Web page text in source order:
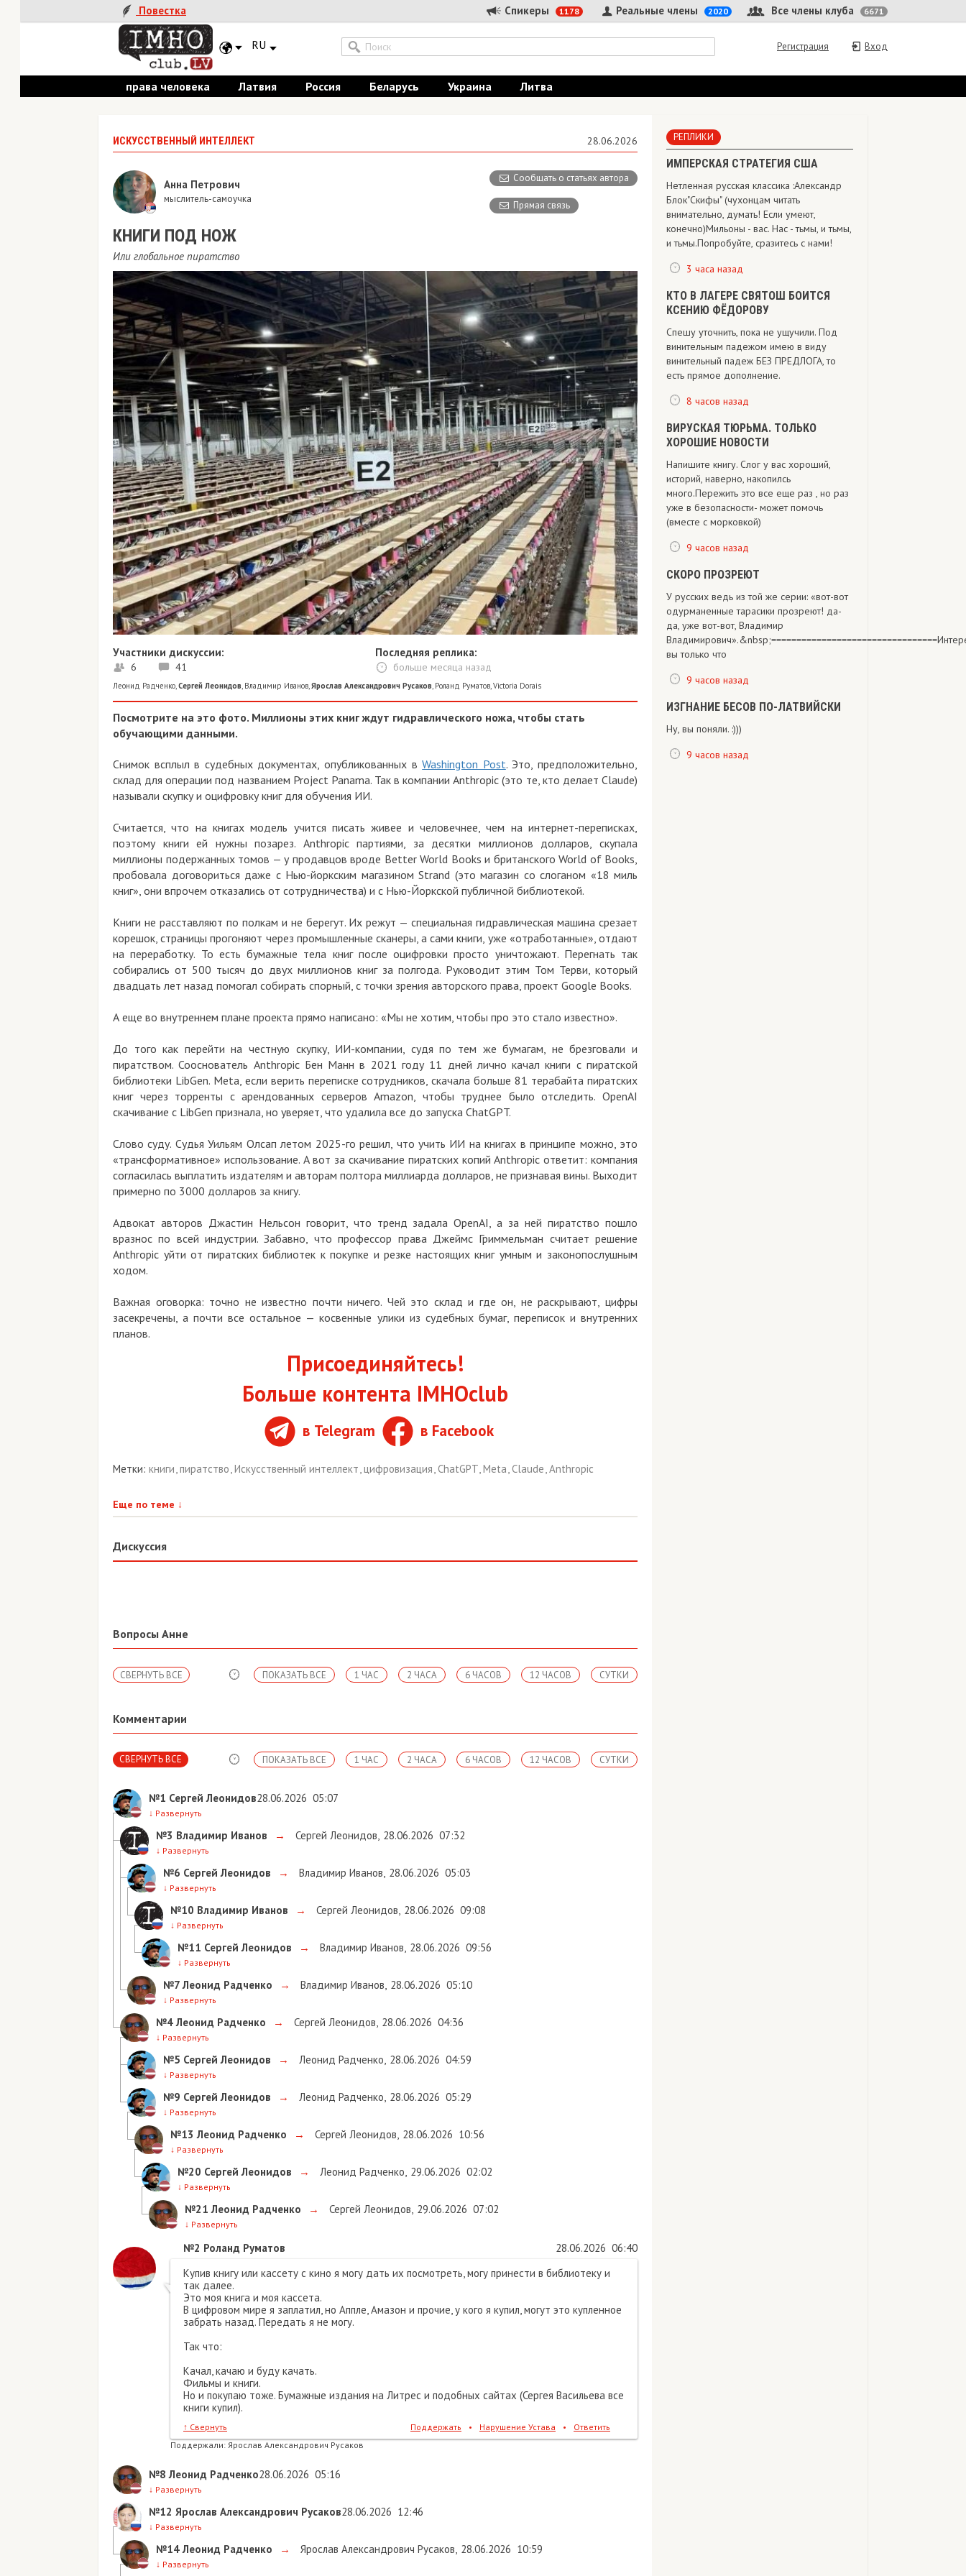
Повестка Спикеры 1178 Все члены клуба 6671
Реальные члены 2020
RU Вход
Регистрация
права человека Латвия Россия Беларусь Украина Литва
ИСКУССТВЕННЫЙ ИНТЕЛЛЕКТ 28.06.2026
Сообщать о статьях автора
Прямая связь
Анна Петрович
мыслитель-самоучка
КНИГИ ПОД НОЖ
Или глобальное пиратство
Участники дискуссии:
6 41
Последняя реплика:
больше месяца назад
Леонид Радченко,Сергей Леонидов,Владимир Иванов,Ярослав Александрович Русаков,Роланд Руматов,Victoria Dorais
Посмотрите на это фото. Миллионы этих книг ждут гидравлического ножа, чтобы стать
обучающими данными.
Снимок всплыл в судебных документах, опубликованных вWashington Post. Это, предположительно,
склад для операции под названием Project Panama. Так в компании Anthropic (это те, кто делает Claude)
называли скупку и оцифровку книг для обучения ИИ.
Считается, что на книгах модель учится писать живее и человечнее, чем на интернет-переписках,
поэтому книги ей нужны позарез. Anthropic партиями, за десятки миллионов долларов, скупала
миллионы подержанных томов — у продавцов вроде Better World Books и британского World of Books,
пробовала договориться даже с Нью-йоркским магазином Strand (это магазин со слоганом «18 миль
книг», они впрочем отказались от сотрудничества) и с Нью-Йоркской публичной библиотекой.
Книги не расставляют по полкам и не берегут. Их режут — специальная гидравлическая машина срезает
корешок, страницы прогоняют через промышленные сканеры, а сами книги, уже «отработанные», отдают
на переработку. То есть бумажные тела книг после оцифровки просто уничтожают. Перегнать так
собирались от 500 тысяч до двух миллионов книг за полгода. Руководит этим Том Терви, который
двадцать лет назад помогал собирать спорный, с точки зрения авторского права, проект Google Books.
А еще во внутреннем плане проекта прямо написано: «Мы не хотим, чтобы про это стало известно».
До того как перейти на честную скупку, ИИ-компании, судя по тем же бумагам, не брезговали и
пиратством. Сооснователь Anthropic Бен Манн в 2021 году 11 дней лично качал книги с пиратской
библиотеки LibGen. Meta, если верить переписке сотрудников, скачала больше 81 терабайта пиратских
книг через торренты с арендованных серверов Amazon, чтобы труднее было отследить. OpenAI
скачивание с LibGen признала, но уверяет, что удалила все до запуска ChatGPT.
Слово суду. Судья Уильям Олсап летом 2025-го решил, что учить ИИ на книгах в принципе можно, это
«трансформативное» использование. А вот за скачивание пиратских копий Anthropic ответит: компания
согласилась выплатить издателям и авторам полтора миллиарда долларов, не признавая вины. Выходит
примерно по 3000 долларов за книгу.
Адвокат авторов Джастин Нельсон говорит, что тренд задала OpenAI, а за ней пиратство пошло
вразнос по всей индустрии. Забавно, что профессор права Джеймс Гриммельман считает решение
Anthropic уйти от пиратских библиотек к покупке и резке настоящих книг умным и законопослушным
ходом.
Важная оговорка: точно не известно почти ничего. Чей это склад и где он, не раскрывают, цифры
засекречены, а почти все остальное — косвенные улики из судебных бумаг, переписок и внутренних
планов.
Присоединяйтесь!
Больше контента IMHOclub
в Telegram в Facebook
Метки: книги,пиратство,Искусственный интеллект,цифровизация,ChatGPT,Meta,Claude,Anthropic
Еще по теме↓
Дискуссия
Вопросы Анне
СВЕРНУТЬ ВСЕ СУТКИ
12 ЧАСОВ
6 ЧАСОВ
2 ЧАСА
1 ЧАС
ПОКАЗАТЬ ВСЕ
Комментарии
СВЕРНУТЬ ВСЕ СУТКИ
12 ЧАСОВ
6 ЧАСОВ
2 ЧАСА
1 ЧАС
ПОКАЗАТЬ ВСЕ
№1 Сергей Леонидов28.06.2026 05:07
↓Развернуть
№3 Владимир Иванов → Сергей Леонидов, 28.06.2026 07:32
↓Развернуть
№6 Сергей Леонидов → Владимир Иванов, 28.06.2026 05:03
↓Развернуть
№10Владимир Иванов → Сергей Леонидов, 28.06.2026 09:08
↓Развернуть
№11Сергей Леонидов → Владимир Иванов, 28.06.2026 09:56
↓Развернуть
№7 Леонид Радченко → Владимир Иванов, 28.06.2026 05:10
↓Развернуть
№4 Леонид Радченко → Сергей Леонидов, 28.06.2026 04:36
↓Развернуть
№5 Сергей Леонидов → Леонид Радченко, 28.06.2026 04:59
↓Развернуть
№9 Сергей Леонидов → Леонид Радченко, 28.06.2026 05:29
↓Развернуть
№13Леонид Радченко → Сергей Леонидов, 28.06.2026 10:56
↓Развернуть
№20Сергей Леонидов → Леонид Радченко, 29.06.2026 02:02
↓Развернуть
№21Леонид Радченко → Сергей Леонидов, 29.06.2026 07:02
↓Развернуть
Роланд Руматов 28.06.2026 06:40
Купив книгу или кассету с кино я могу дать их посмотреть, могу принести в библиотеку и
так далее.
Это моя книга и моя кассета.
В цифровом мире я заплатил, но Аппле, Амазон и прочие, у кого я купил, могут это купленное
забрать назад. Передать я не могу.
Так что:
Качал, качаю и буду качать.
Фильмы и книги.
Но и покупаю тоже. Бумажные издания на Литрес и подобных сайтах (Сергея Васильева все
книги купил).
Свернуть Поддержать • Нарушение Устава •
Ответить
Поддержали: Ярослав Александрович Русаков
№8 Леонид Радченко28.06.2026 05:16
↓Развернуть
№12Ярослав Александрович Русаков28.06.2026 12:46
↓Развернуть
№14Леонид Радченко → Ярослав Александрович Русаков, 28.06.2026 10:59
↓Развернуть
РЕПЛИКИ
ИМПЕРСКАЯ СТРАТЕГИЯ США
Нетленная русская классика :Александр
Блок"Скифы" (чухонцам читать
внимательно, думать! Если умеют,
конечно) Мильоны - вас. Нас - тьмы, и тьмы,
и тьмы.Попробуйте, сразитесь с нами!
3 часа назад
КТО В ЛАГЕРЕ СВЯТОШ БОИТСЯ
КСЕНИЮ ФЁДОРОВУ
Спешу уточнить, пока не ущучили. Под
винительным падежом имею в виду
винительный падеж БЕЗ ПРЕДЛОГА, то
есть прямое дополнение.
8 часов назад
ВИРУСКАЯ ТЮРЬМА. ТОЛЬКО
ХОРОШИЕ НОВОСТИ
Напишите книгу. Слог у вас хороший,
историй, наверно, накопилсь
много.Пережить это все еще раз , но раз
уже в безопасности- может помочь
(вместе с морковкой)
9 часов назад
СКОРО ПРОЗРЕЮТ
У русских ведь из той же серии: «вот-вот
одурманенные тарасики прозреют! да-
да, уже вот-вот, Владимир
Владимирович».&nbsp;=================================Интересно,
вы только что
9 часов назад
ИЗГНАНИЕ БЕСОВ ПО-ЛАТВИЙСКИ
Ну, вы поняли. :)))
9 часов назад